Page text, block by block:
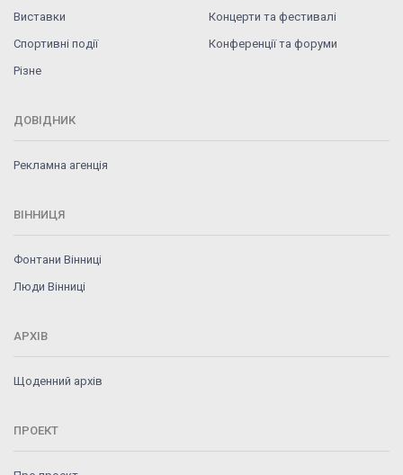
Виставки
Концерти та фестивалі
Спортивні події
Конференції та форуми
Різне
ДОВІДНИК
Рекламна агенція
ВІННИЦЯ
Фонтани Вінниці
Люди Вінниці
АРХІВ
Щоденний архів
ПРОЕКТ